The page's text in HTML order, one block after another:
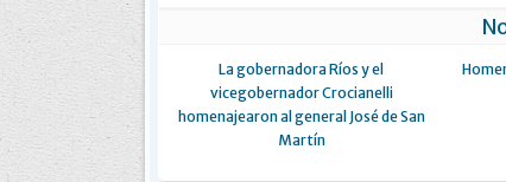
La gobernadora Ríos y el
vicegobernador Crocianelli
homenajearon al general José de San
Martín